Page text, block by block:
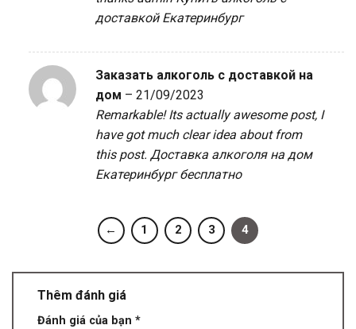
доставкой Екатеринбург
Заказать алкоголь с доставкой на
дом – 21/09/2023
Remarkable! Its actually awesome post, I
have got much clear idea about from
this post. Доставка алкоголя на дом
Екатеринбург бесплатно
← 1 2 3 4
Thêm đánh giá
Đánh giá của bạn *